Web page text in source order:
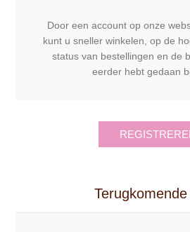
Door een account op onze
kunt u sneller winkelen, op de
status van bestellingen en de
eerder hebt gedaan